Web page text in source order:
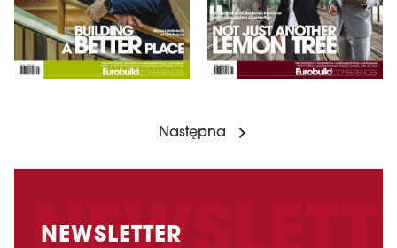
Następna
NEWSLETTER